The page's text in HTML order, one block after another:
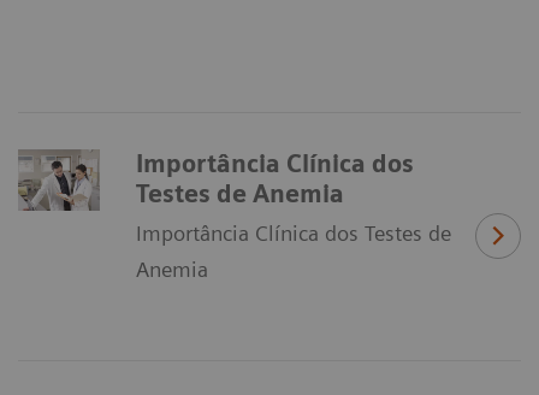
Importância Clínica dos
Testes de Anemia
Importância Clínica dos Testes de
Anemia